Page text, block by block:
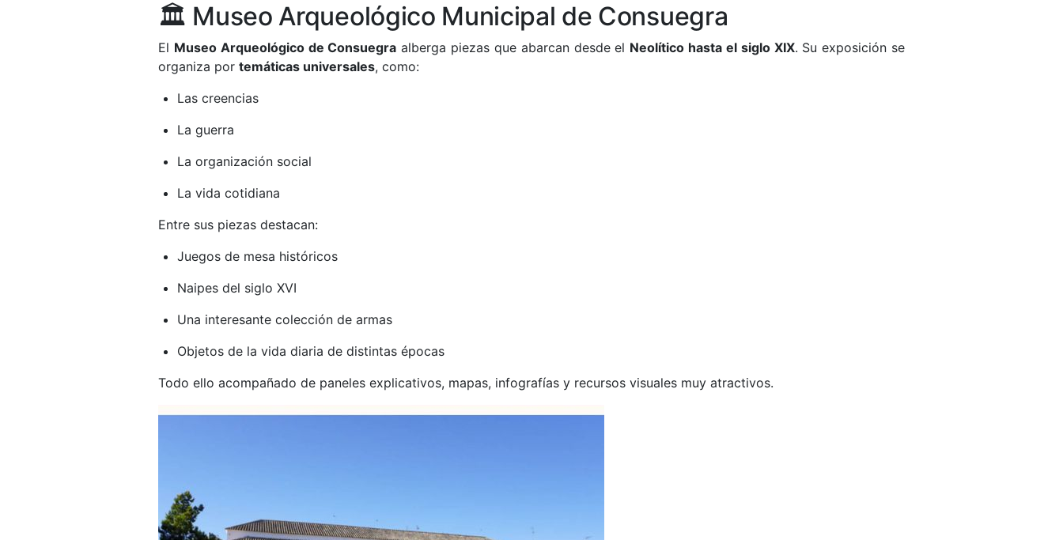
🏛️ Museo Arqueológico Municipal de Consuegra
El Museo Arqueológico de Consuegra alberga piezas que abarcan desde el Neolítico hasta el siglo XIX. Su exposición se
organiza por temáticas universales, como:
Las creencias
La guerra
La organización social
La vida cotidiana
Entre sus piezas destacan:
Juegos de mesa históricos
Naipes del siglo XVI
Una interesante colección de armas
Objetos de la vida diaria de distintas épocas
Todo ello acompañado de paneles explicativos, mapas, infografías y recursos visuales muy atractivos.